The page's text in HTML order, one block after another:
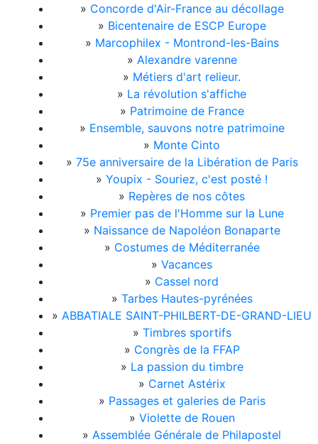
» Concorde d'Air-France au décollage
» Bicentenaire de ESCP Europe
» Marcophilex - Montrond-les-Bains
» Alexandre varenne
» Métiers d'art relieur.
» La révolution s'affiche
» Patrimoine de France
» Ensemble, sauvons notre patrimoine
» Monte Cinto
» 75e anniversaire de la Libération de Paris
» Youpix - Souriez, c'est posté !
» Repères de nos côtes
» Premier pas de l'Homme sur la Lune
» Naissance de Napoléon Bonaparte
» Costumes de Méditerranée
» Vacances
» Cassel nord
» Tarbes Hautes-pyrénées
» ABBATIALE SAINT-PHILBERT-DE-GRAND-LIEU
» Timbres sportifs
» Congrès de la FFAP
» La passion du timbre
» Carnet Astérix
» Passages et galeries de Paris
» Violette de Rouen
» Assemblée Générale de Philapostel